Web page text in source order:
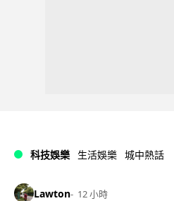
科技娛樂 生活娛樂 城中熱話
Lawton 12 小時